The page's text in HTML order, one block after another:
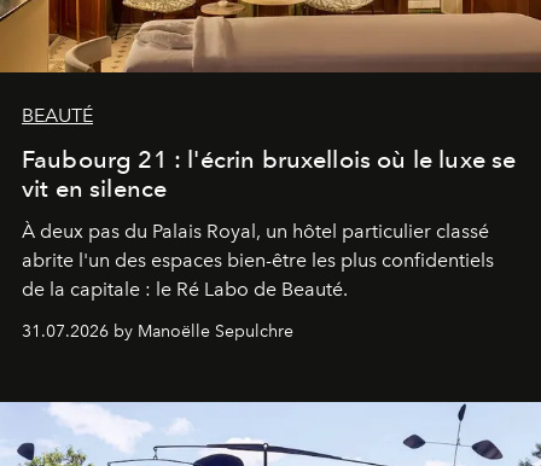
BEAUTÉ
Faubourg 21 : l'écrin bruxellois où le luxe se
vit en silence
À deux pas du Palais Royal, un hôtel particulier classé
abrite l'un des espaces bien-être les plus confidentiels
de la capitale : le Ré Labo de Beauté.
31.07.2026 by Manoëlle Sepulchre